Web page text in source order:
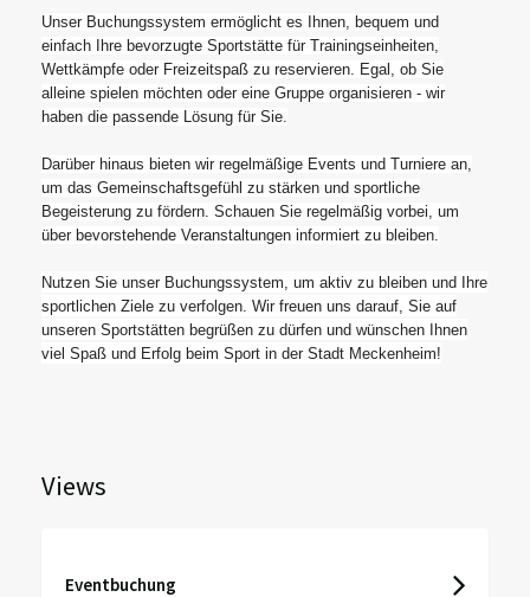
Unser Buchungssystem ermöglicht es Ihnen, bequem und
einfach Ihre bevorzugte Sportstätte für Trainingseinheiten,
Wettkämpfe oder Freizeitspaß zu reservieren. Egal, ob Sie
alleine spielen möchten oder eine Gruppe organisieren - wir
haben die passende Lösung für Sie.
Darüber hinaus bieten wir regelmäßige Events und Turniere an,
um das Gemeinschaftsgefühl zu stärken und sportliche
Begeisterung zu fördern. Schauen Sie regelmäßig vorbei, um
über bevorstehende Veranstaltungen informiert zu bleiben.
Nutzen Sie unser Buchungssystem, um aktiv zu bleiben und Ihre
sportlichen Ziele zu verfolgen. Wir freuen uns darauf, Sie auf
unseren Sportstätten begrüßen zu dürfen und wünschen Ihnen
viel Spaß und Erfolg beim Sport in der Stadt Meckenheim!
Views
Eventbuchung